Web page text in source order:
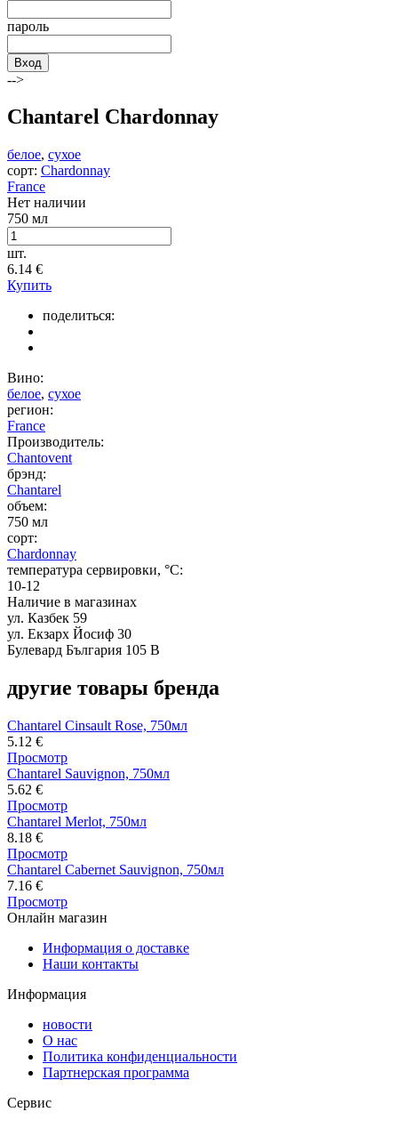
пароль
Вход
-->
Chantarel Chardonnay
белое, сухое
сорт: Chardonnay
France
Нет наличии
750 мл
шт.
6.14 €
Купить
поделиться:
Вино:
белое, сухое
регион:
France
Производитель:
Chantovent
брэнд:
Chantarel
объем:
750 мл
сорт:
Chardonnay
температура сервировки, °C:
10-12
Наличие в магазинах
ул. Казбек 59
ул. Екзарх Йосиф 30
Булевард България 105 В
другие товары бренда
Chantarel Cinsault Rose, 750мл
5.12 €
Просмотр
Chantarel Sauvignon, 750мл
5.62 €
Просмотр
Chantarel Merlot, 750мл
8.18 €
Просмотр
Chantarel Cabernet Sauvignon, 750мл
7.16 €
Просмотр
Онлайн магазин
Информация о доставке
Наши контакты
Информация
новости
О нас
Политика конфиденциальности
Партнерская программа
Сервис